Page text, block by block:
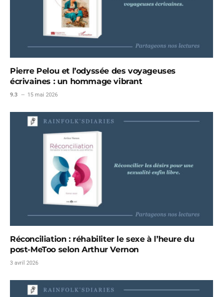
Pierre Pelou et l’odyssée des voyageuses
écrivaines : un hommage vibrant
9.3 15 mai 2026
Réconciliation : réhabiliter le sexe à l’heure du
post-MeToo selon Arthur Vernon
3 avril 2026